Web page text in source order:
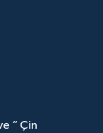
“ Çin